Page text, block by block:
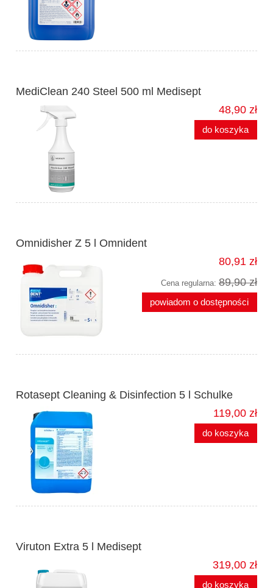
MediClean 240 Steel 500 ml Medisept
48,90 zł
do koszyka
Omnidisher Z 5 l Omnident
80,91 zł
Cena regularna: 89,90 zł
powiadom o dostępności
Rotasept Cleaning & Disinfection 5 l Schulke
119,00 zł
do koszyka
Viruton Extra 5 l Medisept
319,00 zł
do koszyka